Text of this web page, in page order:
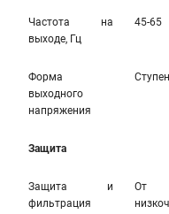
Частота на
выходе, Гц
45-65
Форма
выходного
напряжения
Защита
Защита и
фильтрация
От